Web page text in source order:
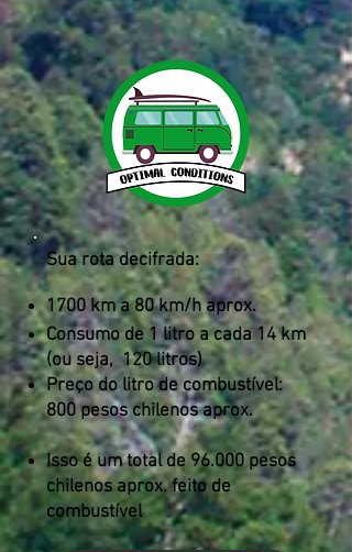
Sua rota decifrada:
1700 km a 80 km/h aprox.
Consumo de 1 litro a cada 14 km
(ou seja, 120 litros)
Preço do litro de combustível:
800 pesos chilenos aprox.
Isso é um total de 96.000 pesos
chilenos aprox. feito de
combustível